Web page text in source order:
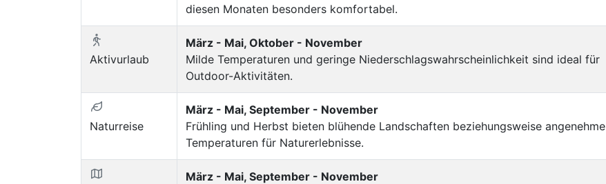
diesen Monaten besonders komfortabel.
Aktivurlaub
März - Mai, Oktober - November
Milde Temperaturen und geringe Niederschlagswahrscheinlichkeit sind ideal für
Outdoor-Aktivitäten.
Naturreise
März - Mai, September - November
Frühling und Herbst bieten blühende Landschaften beziehungsweise angenehme
Temperaturen für Naturerlebnisse.
März - Mai, September - November